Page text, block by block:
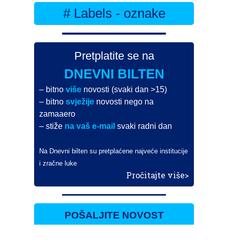
# Labels - oznake
Pretplatite se na
DNEVNI BILTEN
– bitnoviše novosti (svaki dan >15)
– bitnosvježije novosti nego na
zamaaero
– stiže na vaš e-mail svaki radni dan
Na Dnevni bilten su pretplaćene najveće institucije
i zračne luke
Pročitajte više>
POŠALJITE NOVOST